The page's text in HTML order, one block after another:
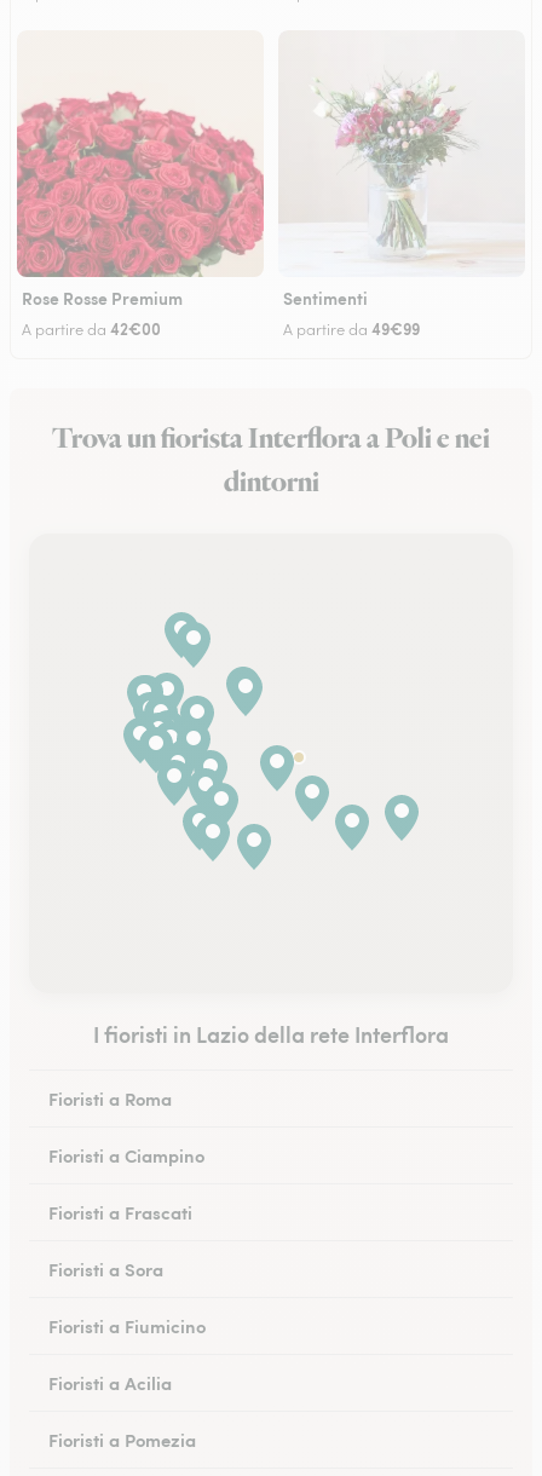
Rose Rosse Premium
A partire da 42€00
Sentimenti
A partire da 49€99
Trova un fiorista Interflora a Poli e nei
dintorni
I fioristi in Lazio della rete Interflora
Fioristi a Roma
Fioristi a Ciampino
Fioristi a Frascati
Fioristi a Sora
Fioristi a Fiumicino
Fioristi a Acilia
Fioristi a Pomezia